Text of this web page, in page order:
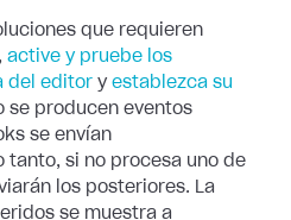
que requieren
active y pruebe los
del editor y establezca su
se producen eventos
se envían
tanto, si no procesa uno de
los posteriores. La
se muestra a